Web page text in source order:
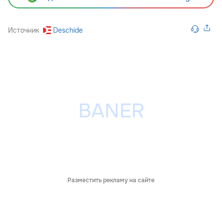
Источник Deschide
Разместить рекламу на сайте